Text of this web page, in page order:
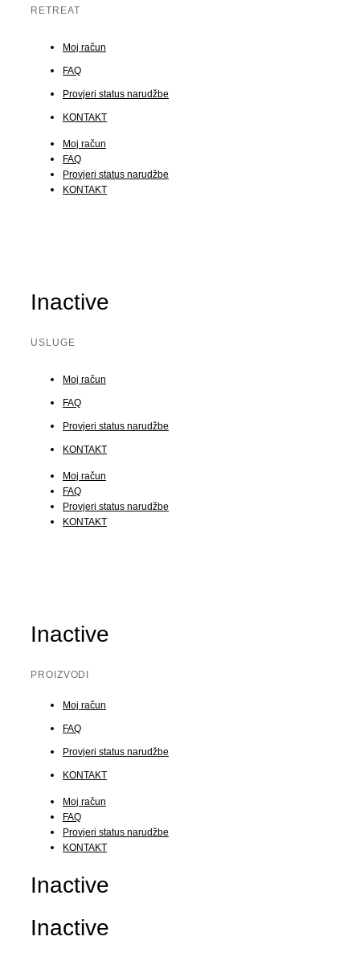
RETREAT
Moj račun
FAQ
Provjeri status narudžbe
KONTAKT
Moj račun
FAQ
Provjeri status narudžbe
KONTAKT
Inactive
USLUGE
Moj račun
FAQ
Provjeri status narudžbe
KONTAKT
Moj račun
FAQ
Provjeri status narudžbe
KONTAKT
Inactive
PROIZVODI
Moj račun
FAQ
Provjeri status narudžbe
KONTAKT
Moj račun
FAQ
Provjeri status narudžbe
KONTAKT
Inactive
Inactive